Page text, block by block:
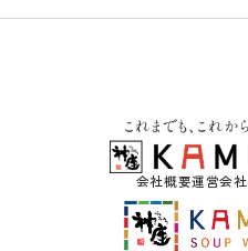
会社概要運営会社